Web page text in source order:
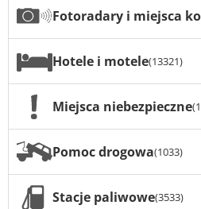
Fotoradary i miejsca
Hotele i motele(13321)
Miejsca niebezpieczne
Pomoc drogowa(1033)
Stacje paliwowe(3533)